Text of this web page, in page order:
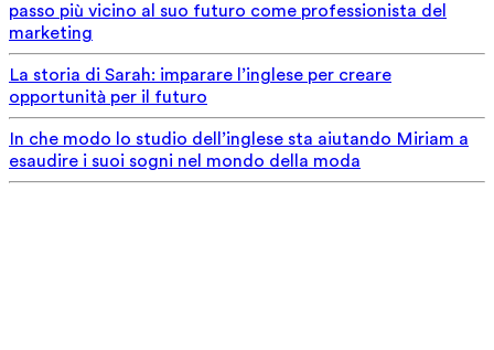
passo più vicino al suo futuro come professionista del
marketing
La storia di Sarah: imparare l’inglese per creare
opportunità per il futuro
In che modo lo studio dell’inglese sta aiutando Miriam a
esaudire i suoi sogni nel mondo della moda